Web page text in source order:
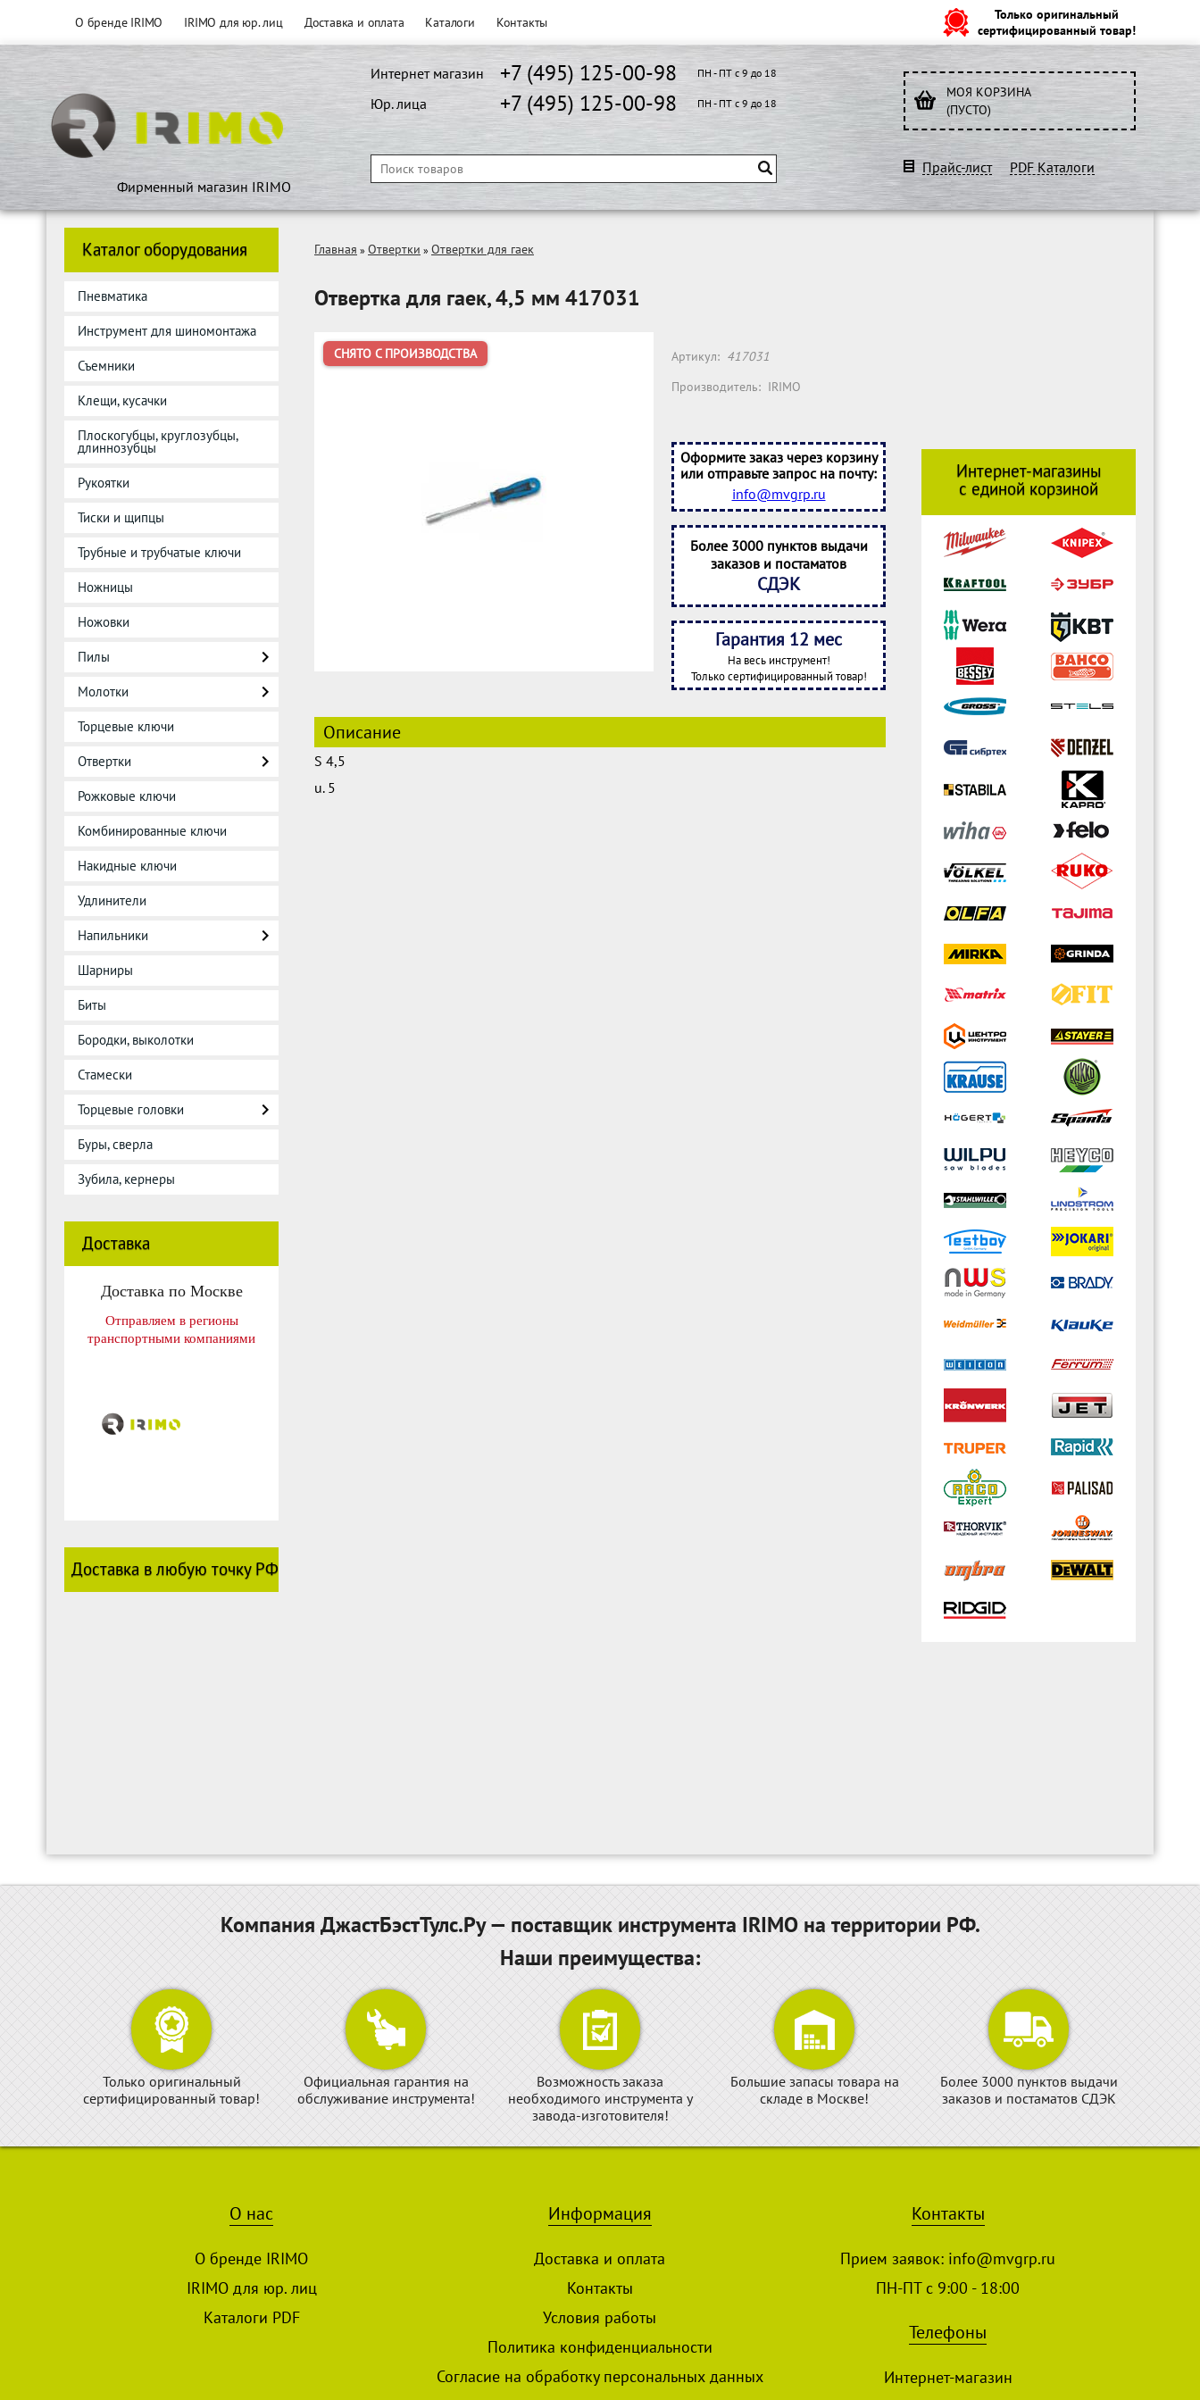
О бренде IRIMO IRIMO для юр. лиц Доставка и оплата Каталоги Контакты
Только оригинальный
сертифицированный товар!
Фирменный магазин IRIMO
Интернет магазин +7 (495) 125-00-98 ПН - ПТ с 9 до 18
Юр. лица +7 (495) 125-00-98 ПН - ПТ с 9 до 18
МОЯ КОРЗИНА
(ПУСТО)
Прайс-лист PDF Каталоги
Каталог оборудования
Пневматика
Инструмент для шиномонтажа
Съемники
Клещи, кусачки
Плоскогубцы, круглозубцы,
длиннозубцы
Рукоятки
Тиски и щипцы
Трубные и трубчатые ключи
Ножницы
Ножовки
Пилы
Молотки
Торцевые ключи
Отвертки
Рожковые ключи
Комбинированные ключи
Накидные ключи
Удлинители
Напильники
Шарниры
Биты
Бородки, выколотки
Стамески
Торцевые головки
Буры, сверла
Зубила, кернеры
Доставка
Доставка по Москве
Отправляем в регионы
транспортными компаниями
Доставка в любую точку РФ
Главная » Отвертки » Отвертки для гаек
Отвертка для гаек, 4,5 мм 417031
СНЯТО С ПРОИЗВОДСТВА Артикул: 417031
Производитель: IRIMO
Оформите заказ через корзину
или отправьте запрос на почту:
info@mvgrp.ru
Более 3000 пунктов выдачи
заказов и постаматов
СДЭК
Гарантия 12 мес
На весь инструмент!
Только сертифицированный товар!
Описание
S 4,5
u. 5
Интернет-магазины
с единой корзиной
Компания ДжастБэстТулс.Ру — поставщик инструмента IRIMO на территории РФ.
Наши преимущества:
Только оригинальный
сертифицированный товар!
Официальная гарантия на
обслуживание инструмента!
Возможность заказа
необходимого инструмента у
завода-изготовителя!
Большие запасы товара на
складе в Москве!
Более 3000 пунктов выдачи
заказов и постаматов СДЭК
О нас
О бренде IRIMO
IRIMO для юр. лиц
Каталоги PDF
Информация
Доставка и оплата
Контакты
Условия работы
Политика конфиденциальности
Согласие на обработку персональных данных
Контакты
Прием заявок: info@mvgrp.ru
ПН-ПТ с 9:00 - 18:00
Телефоны
Интернет-магазин